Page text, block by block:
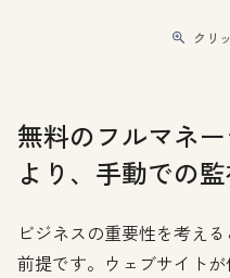
クリ
無料のフルマネ
より、手動での
ビジネスの重要性を考え
前提です。ウェブサイト